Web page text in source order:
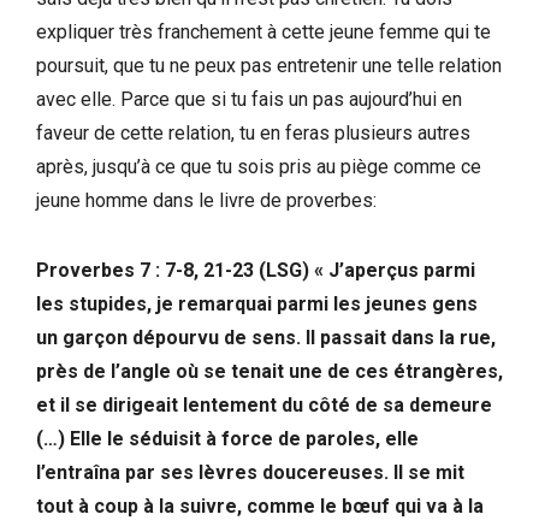
expliquer très franchement à cette jeune femme qui te
poursuit, que tu ne peux pas entretenir une telle relation
avec elle. Parce que si tu fais un pas aujourd’hui en
faveur de cette relation, tu en feras plusieurs autres
après, jusqu’à ce que tu sois pris au piège comme ce
jeune homme dans le livre de proverbes:
Proverbes 7 : 7-8, 21-23 (LSG) « J’aperçus parmi
les stupides, je remarquai parmi les jeunes gens
un garçon dépourvu de sens. Il passait dans la rue,
près de l’angle où se tenait une de ces étrangères,
et il se dirigeait lentement du côté de sa demeure
(…) Elle le séduisit à force de paroles, elle
l’entraîna par ses lèvres doucereuses. Il se mit
tout à coup à la suivre, comme le bœuf qui va à la